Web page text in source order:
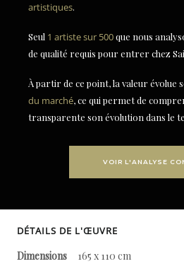
artistiques.
Seul 1 artiste sur 500que nous
de qualité requis pour entrer chez
À partir de ce point, la valeur évolue
du marché, ce qui permet de
transparente son évolution dans le
VOIR L'ANALYSE
DÉTAILS DE L'ŒUVRE
Dimensions
165 x 110 cm